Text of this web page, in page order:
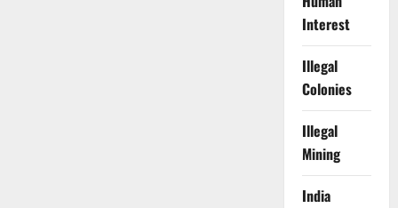
Interest
Illegal
Colonies
Illegal
Mining
India